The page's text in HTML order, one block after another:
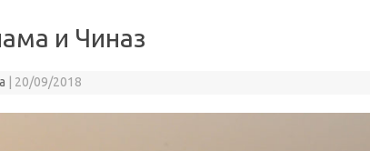
и Чиназ
20/09/2018